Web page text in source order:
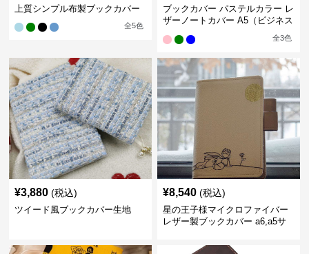
上質シンプル布製ブックカバー
全5色
ブックカバー パステルカラー レ
ザーノートカバー A5（ビジネス
全3色
¥3,880 (税込)
ツイード風ブックカバー生地
¥8,540 (税込)
星の王子様マイクロファイバー
レザー製ブックカバー a6,a5サ